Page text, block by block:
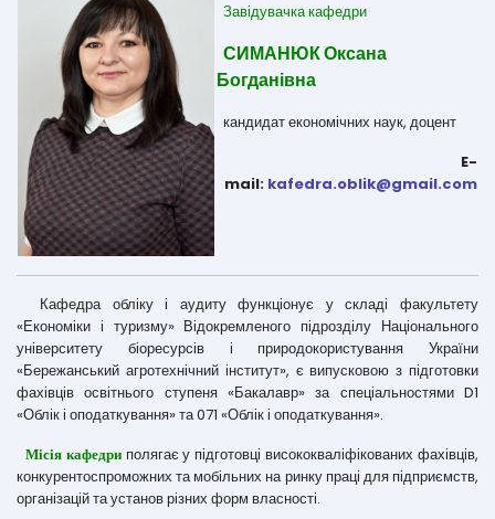
Завідувачка кафедри
СИМАНЮК Оксана
Богданівна
кандидат економічних наук, доцент
E-
mail: kafedra.oblik@gmail.com
Кафедра обліку і аудиту функціонує у складі факультету
«Економіки і туризму» Відокремленого підрозділу Національного
університету біоресурсів і природокористування України
«Бережанський агротехнічний інститут», є випусковою з підготовки
фахівців освітнього ступеня «Бакалавр» за спеціальностями D1
«Облік і оподаткування» та 071 «Облік і оподаткування».
Місія кафедриполягає у підготовці висококваліфікованих фахівців,
конкурентоспроможних та мобільних на ринку праці для підприємств,
організацій та установ різних форм власності.